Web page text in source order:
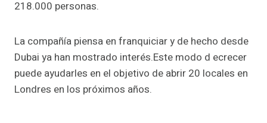
218.000 personas.
La compañía piensa en franquiciar y de hecho desde
Dubai ya han mostrado interés.Este modo d ecrecer
puede ayudarles en el objetivo de abrir 20 locales en
Londres en los próximos años.